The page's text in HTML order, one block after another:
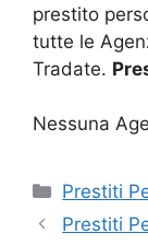
prestito
tutte le
Tradate.
Nessuna
Categorie
Prestiti
Prestiti